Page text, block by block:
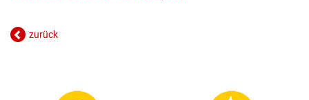
zurück